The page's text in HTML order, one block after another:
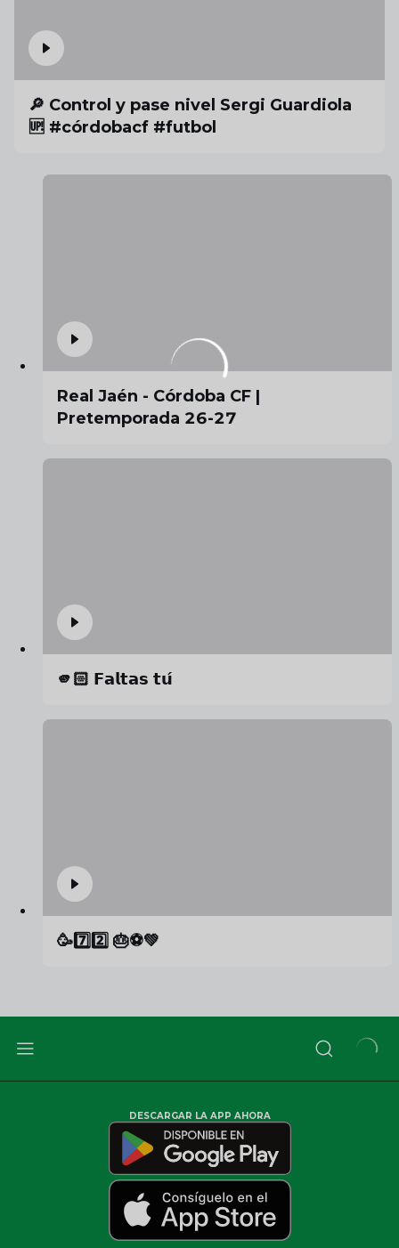
🔎 Control y pase nivel Sergi Guardiola
🆙 #córdobacf #futbol
Real Jaén - Córdoba CF |
Pretemporada 26-27
🫵🏻 𝗙𝗮𝗹𝘁𝗮𝘀 𝘁𝘂́
🥳7️⃣2️⃣ 🎂⚽️💚
DESCARGAR LA APP AHORA